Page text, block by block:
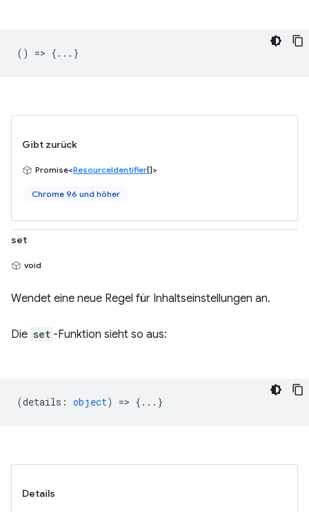
() => {...}
Gibt zurück
Promise<ResourceIdentifier[]>
Chrome 96 und höher
set
void
Wendet eine neue Regel für Inhaltseinstellungen an.
Die set -Funktion sieht so aus:
(details : object) => {...}
Details